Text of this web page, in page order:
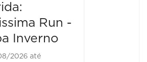
Run -
Inverno
2026 até